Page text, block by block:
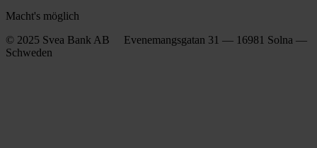
Macht's möglich
© 2025 Svea Bank AB Evenemangsgatan 31 — 16981 Solna —
Schweden